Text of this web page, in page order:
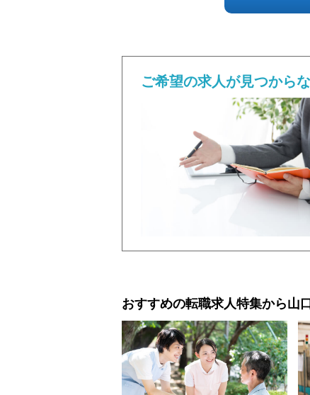
ご希望の求人が見つから
おすすめの転職求人特集から山